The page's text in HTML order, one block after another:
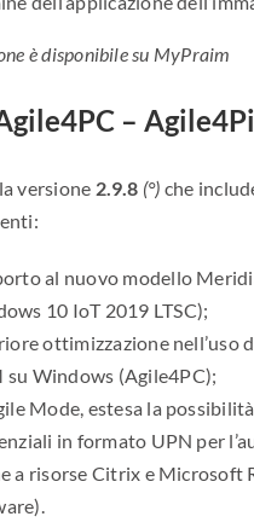
è disponibile su MyPraim
– Agile4Pi
versione 2.9.8 (°) che
al nuovo modello
10 IoT 2019 LTSC);
ottimizzazione nell’uso
su Windows (Agile4PC);
Mode, estesa la
in formato UPN per
a risorse Citrix e Microsoft